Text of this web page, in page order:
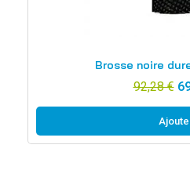
Brosse noire
92,28 €